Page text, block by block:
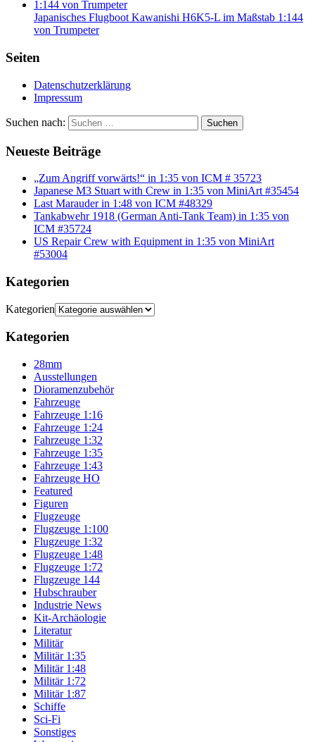
Japanisches Flugboot Kawanishi H6K5-L im Maßstab 1:144
von Trumpeter
Seiten
Datenschutzerklärung
Impressum
Suchen nach: Suchen
Neueste Beiträge
„Zum Angriff vorwärts!“ in 1:35 von ICM # 35723
Japanese M3 Stuart with Crew in 1:35 von MiniArt #35454
Last Marauder in 1:48 von ICM #48329
Tankabwehr 1918 (German Anti-Tank Team) in 1:35 von
ICM #35724
US Repair Crew with Equipment in 1:35 von MiniArt
#53004
Kategorien
Kategorien
Kategorien
28mm
Ausstellungen
Dioramenzubehör
Fahrzeuge
Fahrzeuge 1:16
Fahrzeuge 1:24
Fahrzeuge 1:32
Fahrzeuge 1:35
Fahrzeuge 1:43
Fahrzeuge HO
Featured
Figuren
Flugzeuge
Flugzeuge 1:100
Flugzeuge 1:32
Flugzeuge 1:48
Flugzeuge 1:72
Flugzeuge 144
Hubschrauber
Industrie News
Kit-Archäologie
Literatur
Militär
Militär 1:35
Militär 1:48
Militär 1:72
Militär 1:87
Schiffe
Sci-Fi
Sonstiges